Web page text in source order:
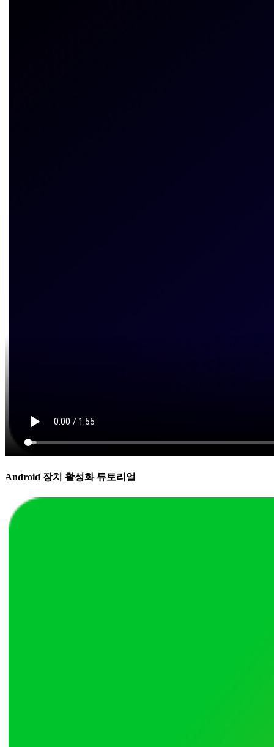
Android 장치 활성화 튜토리얼